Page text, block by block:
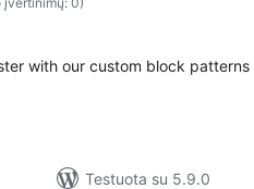
with our custom block
Testuota su 5.9.0